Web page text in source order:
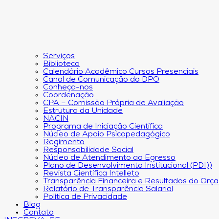
Serviços
Biblioteca
Calendário Acadêmico Cursos Presenciais
Canal de Comunicação do DPO
Conheça-nos
Coordenação
CPA – Comissão Própria de Avaliação
Estrutura da Unidade
NACIN
Programa de Iniciação Científica
Núcleo de Apoio Psicopedagógico
Regimento
Responsabilidade Social
Núcleo de Atendimento ao Egresso
Plano de Desenvolvimento Institucional (PDI))
Revista Científica Intelleto
Transparência Financeira e Resultados do
Relatório de Transparência Salarial
Política de Privacidade
Blog
Contato